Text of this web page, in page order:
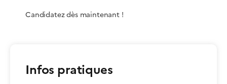
Candidatez dès maintenant !
Infos pratiques